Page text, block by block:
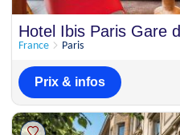
Hotel Ibis Paris Gare
France Paris
Prix & infos